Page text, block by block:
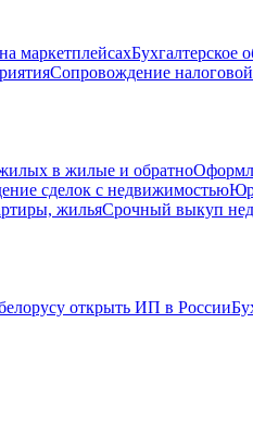
маркетплейсахБухгалтерское
Сопровождение
в жилые и обратно
сделок с недвижимостью
жильяСрочный выкуп
открыть ИП в России